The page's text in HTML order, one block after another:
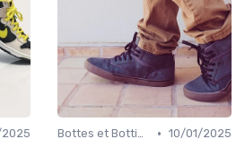
Bottes et Bottines • 10/01/2025